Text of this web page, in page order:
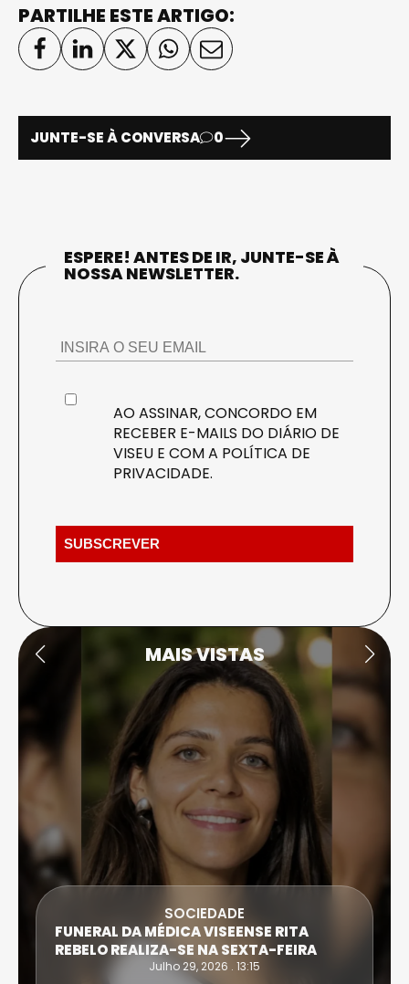
PARTILHE ESTE ARTIGO:
JUNTE-SE À CONVERSA 0
ESPERE! ANTES DE IR, JUNTE-SE À
NOSSA NEWSLETTER.
AO ASSINAR, CONCORDO EM
RECEBER E-MAILS DO DIÁRIO DE
VISEU E COM A POLÍTICA DE
PRIVACIDADE.
MAIS VISTAS
SOCIEDADE
FUNERAL DA MÉDICA VISEENSE RITA
REBELO REALIZA-SE NA SEXTA-FEIRA
Julho 29, 2026 . 13:15